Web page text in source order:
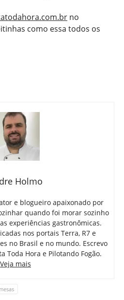
no
como essa todos os
Holmo
e blogueiro apaixonado por
quando foi morar sozinho
experiências gastronômicas.
nos portais Terra, R7 e
no Brasil e no mundo. Escrevo
Toda Hora e Pilotando Fogão.
Veja mais